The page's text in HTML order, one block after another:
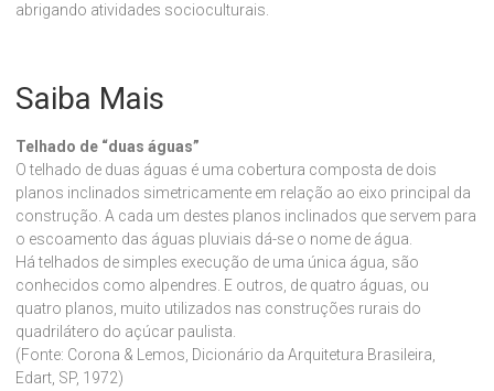
abrigando atividades socioculturais.
Saiba Mais
Telhado de “duas águas”
O telhado de duas águas é uma cobertura composta de dois
planos inclinados simetricamente em relação ao eixo principal da
construção. A cada um destes planos inclinados que servem para
o escoamento das águas pluviais dá-se o nome de água.
Há telhados de simples execução de uma única água, são
conhecidos como alpendres. E outros, de quatro águas, ou
quatro planos, muito utilizados nas construções rurais do
quadrilátero do açúcar paulista.
(Fonte: Corona & Lemos, Dicionário da Arquitetura Brasileira,
Edart, SP, 1972)